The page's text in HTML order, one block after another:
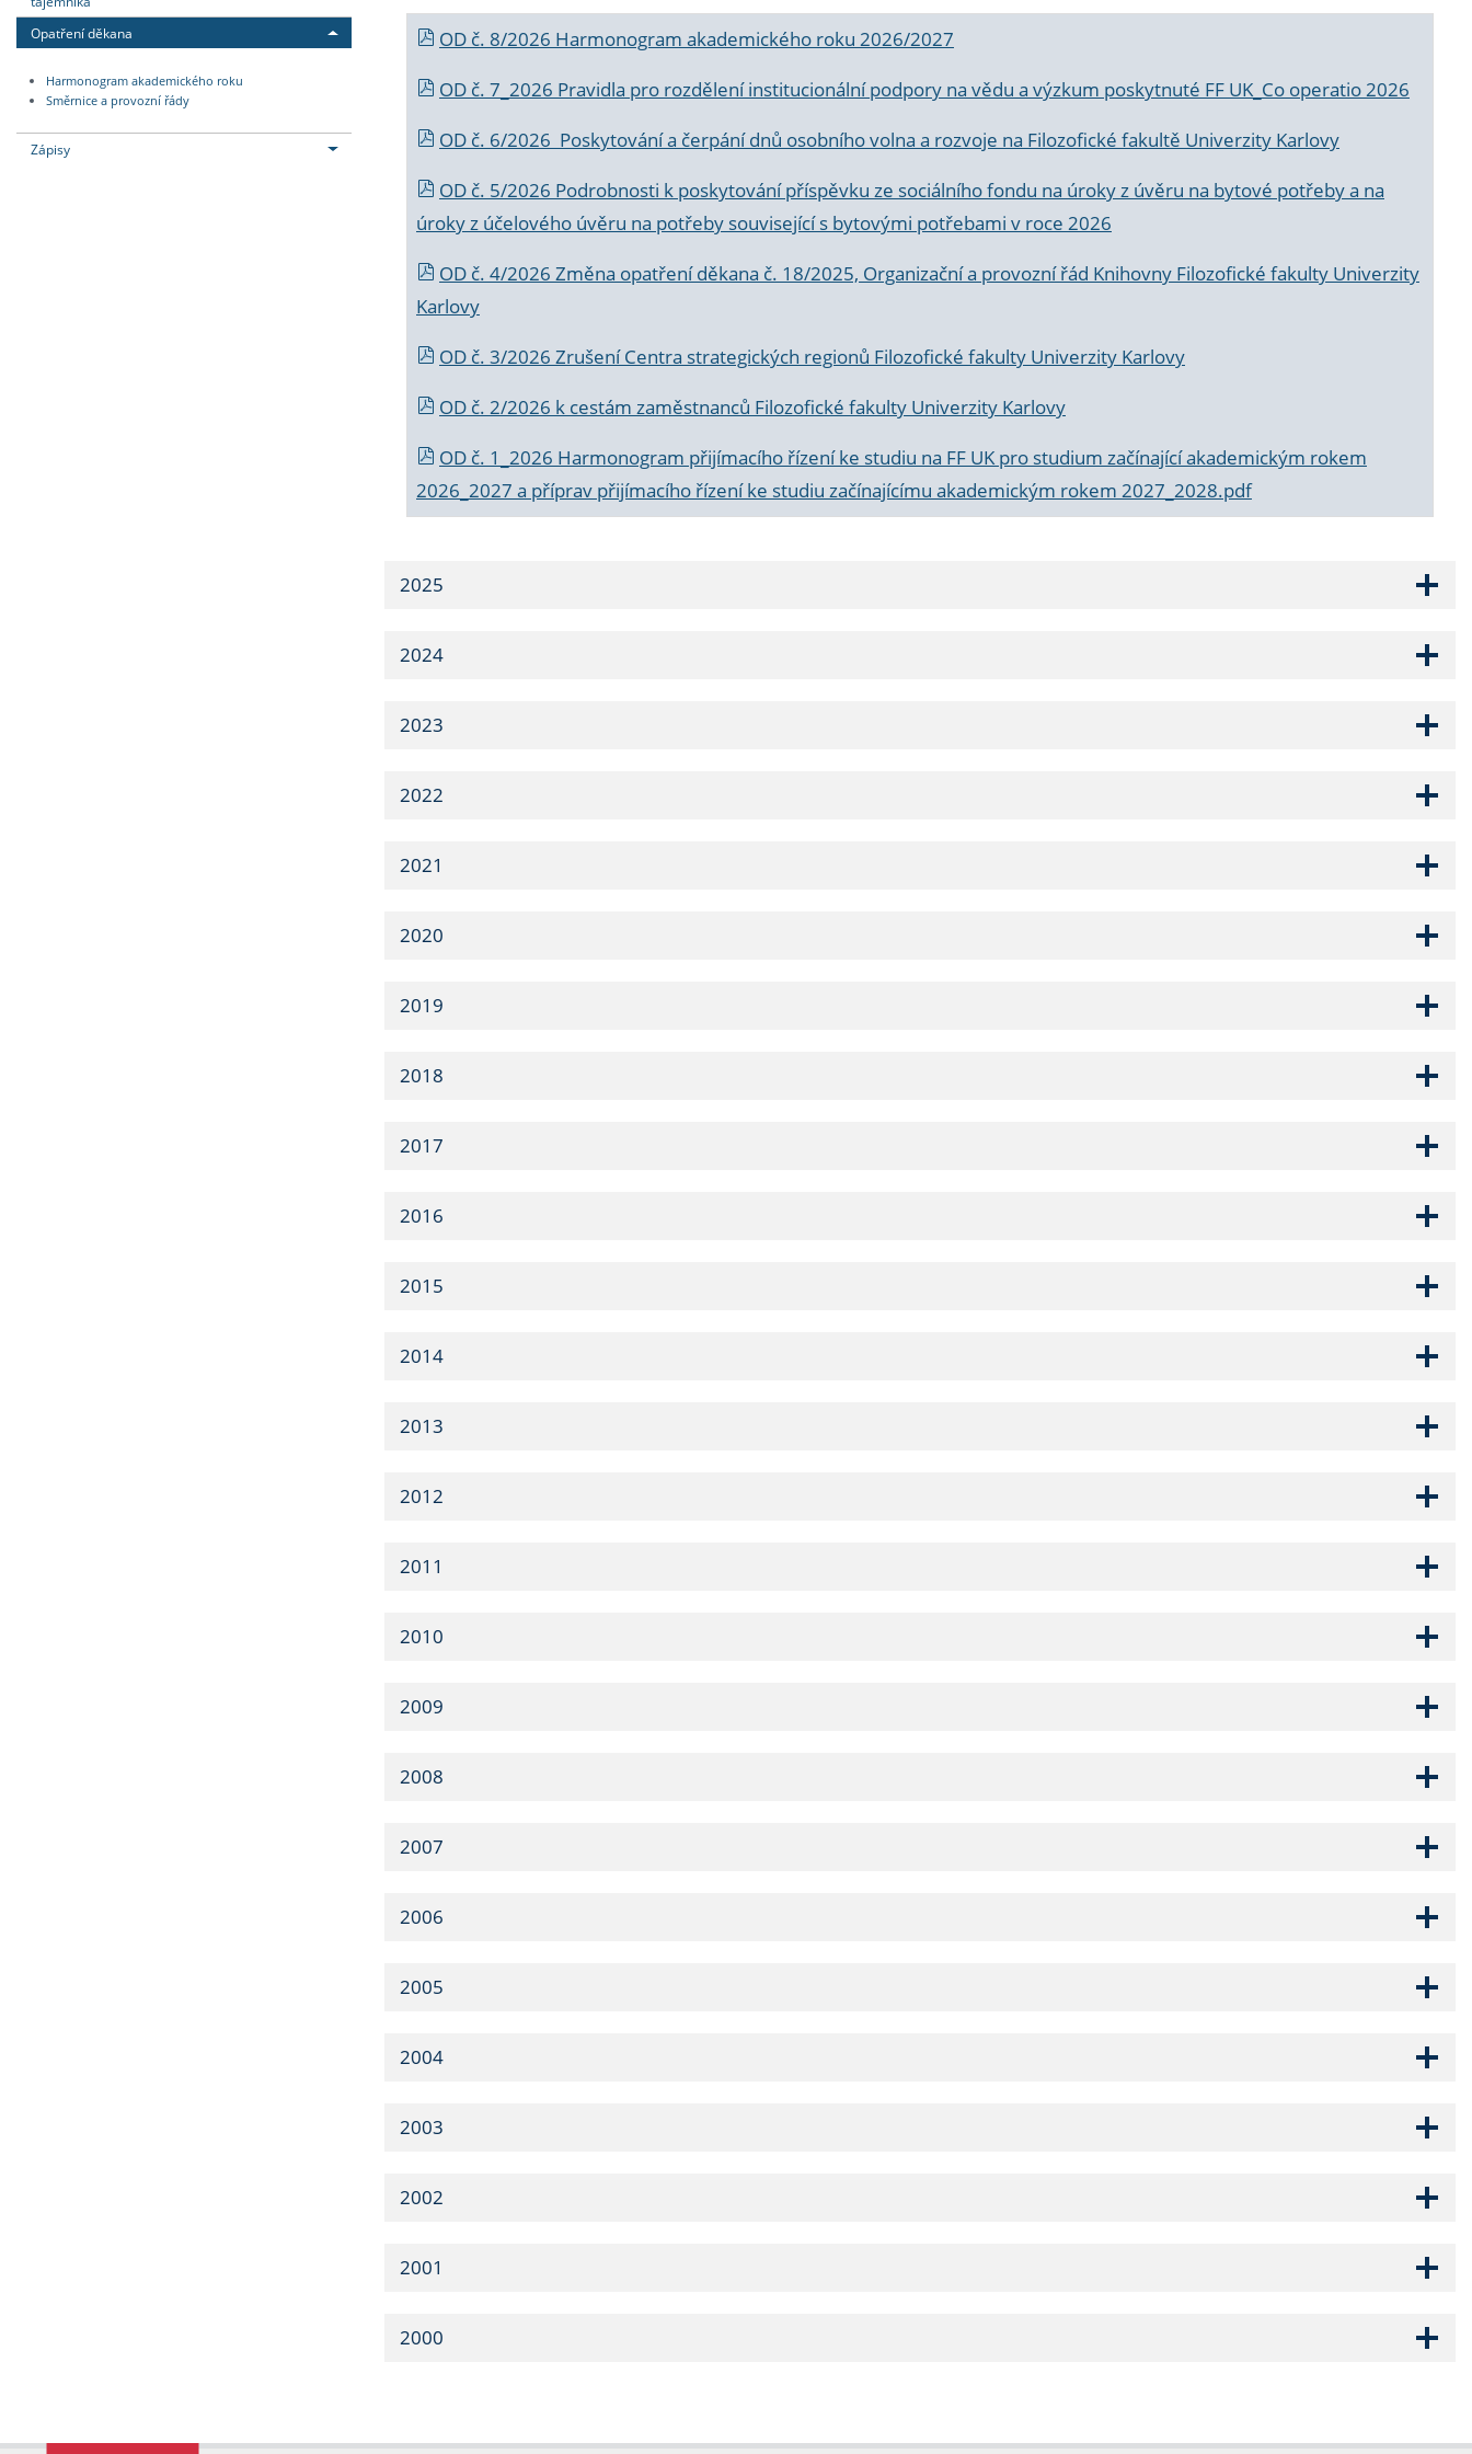
Opatření děkana
Harmonogram akademického roku
Směrnice a provozní řády
Zápisy
OD č. 8/2026 Harmonogram akademického roku 2026/2027
OD č. 7_2026 Pravidla pro rozdělení institucionální podpory na vědu a výzkum poskytnuté FF UK_Co operatio 2026
OD č. 6/2026 Poskytování a čerpání dnů osobního volna a rozvoje na Filozofické fakultě Univerzity Karlovy
OD č. 5/2026 Podrobnosti k poskytování příspěvku ze sociálního fondu na úroky z úvěru na bytové potřeby a na
úroky z účelového úvěru na potřeby související s bytovými potřebami v roce 2026
OD č. 4/2026 Změna opatření děkana č. 18/2025, Organizační a provozní řád Knihovny Filozofické fakulty Univerzity
Karlovy
OD č. 3/2026 Zrušení Centra strategických regionů Filozofické fakulty Univerzity Karlovy
OD č. 2/2026 k cestám zaměstnanců Filozofické fakulty Univerzity Karlovy
OD č. 1_2026 Harmonogram přijímacího řízení ke studiu na FF UK pro studium začínající akademickým rokem
2026_2027 a příprav přijímacího řízení ke studiu začínajícímu akademickým rokem 2027_2028.pdf
2025
2024
2023
2022
2021
2020
2019
2018
2017
2016
2015
2014
2013
2012
2011
2010
2009
2008
2007
2006
2005
2004
2003
2002
2001
2000